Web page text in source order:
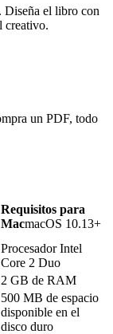
Diseña el libro con
creativo.
un PDF, todo
Requisitos para
MacmacOS 10.13+
Procesador Intel
Core 2 Duo
2 GB de RAM
500 MB de espacio
disponible en el
disco duro